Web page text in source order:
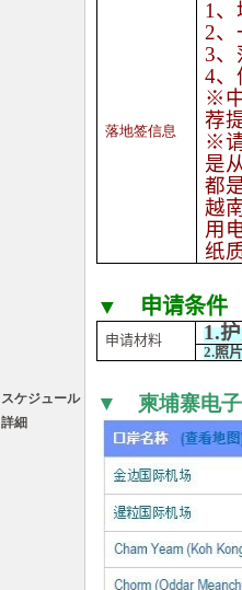
スケジュール
詳細
落地签信息
1、
2、
3、
4、
※
荐
※
是
都
越
用
纸
▼ 申请条件
申请材料 1.
2.照
▼ 柬埔寨电子